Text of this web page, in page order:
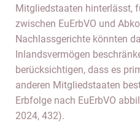
Mitgliedstaaten hinterlässt,
zwischen EuErbVO und
Nachlassgerichte könnten
Inlandsvermögen
berücksichtigen, dass es
anderen Mitgliedstaaten
Erbfolge nach EuErbVO
2024, 432).